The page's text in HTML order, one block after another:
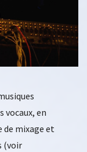
vocaux, en
de mixage et
(voir